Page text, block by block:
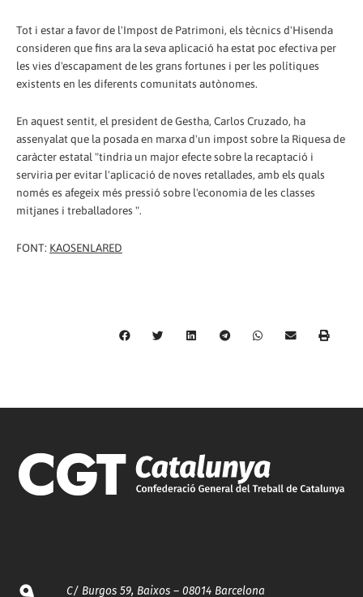
Tot i estar a favor de l'Impost de Patrimoni, els tècnics d'Hisenda
consideren que fins ara la seva aplicació ha estat poc efectiva per
les vies d'escapament de les grans fortunes i per les polítiques
existents en les diferents comunitats autònomes.
En aquest sentit, el president de Gestha, Carlos Cruzado, ha
assenyalat que la posada en marxa d'un impost sobre la Riquesa de
caràcter estatal "tindria un major efecte sobre la recaptació i
serviria per evitar l'aplicació de noves retallades, amb els quals
només es afegeix més pressió sobre l'economia de les classes
mitjanes i treballadores ".
FONT: KAOSENLARED
C/ Burgos 59, Baixos – 08014 Barcelona